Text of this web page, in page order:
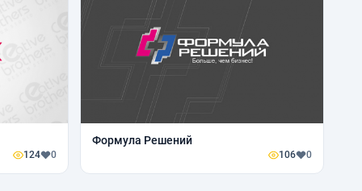
124 0
Формула Решений
106 0